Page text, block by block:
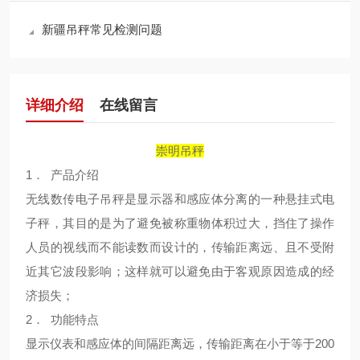
新疆吊秤常见检测问题
详细介绍 在线留言
崇明吊秤
1． 产品介绍
无线数传电子吊秤是显示器和感应体分离的一种悬挂式电
子秤，其目的是为了避免被称重物体积过大，挡住了操作
人员的视线而不能读数而设计的，传输距离远、且不受附
近其它波段影响；这样就可以避免由于客观原因造成的经
济损失；
2． 功能特点
显示仪表和感应体的间隔距离远，传输距离在小于等于200